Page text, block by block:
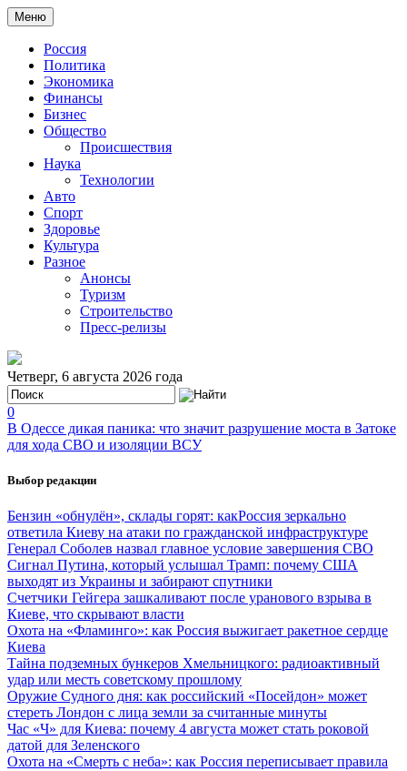
Меню
Россия
Политика
Экономика
Финансы
Бизнес
Общество
Происшествия
Наука
Технологии
Авто
Спорт
Здоровье
Культура
Разное
Анонсы
Туризм
Строительство
Пресс-релизы
Четверг, 6 августа 2026 года
0
В Одессе дикая паника: что значит разрушение моста в Затоке
для хода СВО и изоляции ВСУ
Выбор редакции
Бензин «обнулён», склады горят: какРоссия зеркально
ответила Киеву на атаки по гражданской инфраструктуре
Генерал Соболев назвал главное условие завершения СВО
Сигнал Путина, который услышал Трамп: почему США
выходят из Украины и забирают спутники
Счетчики Гейгера зашкаливают после уранового взрыва в
Киеве, что скрывают власти
Охота на «Фламинго»: как Россия выжигает ракетное сердце
Киева
Тайна подземных бункеров Хмельницкого: радиоактивный
удар или месть советскому прошлому
Оружие Судного дня: как российский «Посейдон» может
стереть Лондон с лица земли за считанные минуты
Час «Ч» для Киева: почему 4 августа может стать роковой
датой для Зеленского
Охота на «Смерть с неба»: как Россия переписывает правила